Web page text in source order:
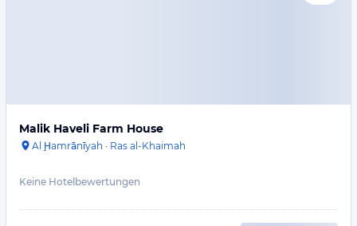
Malik Haveli Farm House
Al Ḩamrānīyah · Ras al-Khaimah
Keine Hotelbewertungen